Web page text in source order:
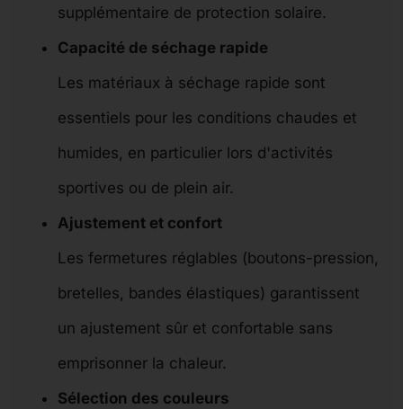
supplémentaire de protection solaire.
Capacité de séchage rapide
Les matériaux à séchage rapide sont
essentiels pour les conditions chaudes et
humides, en particulier lors d'activités
sportives ou de plein air.
Ajustement et confort
Les fermetures réglables (boutons-pression,
bretelles, bandes élastiques) garantissent
un ajustement sûr et confortable sans
emprisonner la chaleur.
Sélection des couleurs